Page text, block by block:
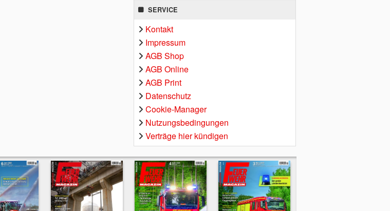
SERVICE
Kontakt
Impressum
AGB Shop
AGB Online
AGB Print
Datenschutz
Cookie-Manager
Nutzungsbedingungen
Verträge hier kündigen